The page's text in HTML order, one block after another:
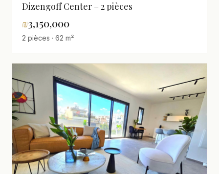
Dizengoff Center – 2 pièces
₪3,150,000
2 pièces · 62 m²